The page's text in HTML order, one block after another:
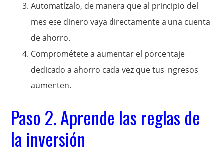
Automatízalo, de manera que al principio del
mes ese dinero vaya directamente a una cuenta
de ahorro.
Comprométete a aumentar el porcentaje
dedicado a ahorro cada vez que tus ingresos
aumenten.
Paso 2. Aprende las reglas de
la inversión